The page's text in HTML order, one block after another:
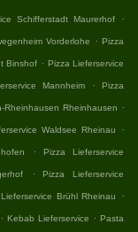
Schifferstadt Maurerhof .
Vorderlohe . Pizza
Binshof . Pizza Lieferservice
Mannheim . Pizza
Rheinhausen Rheinhausen .
Waldsee Rheinau .
. Pizza Lieferservice
. Pizza Lieferservice
Brühl Rheinau .
. Kebab Lieferservice . Pasta